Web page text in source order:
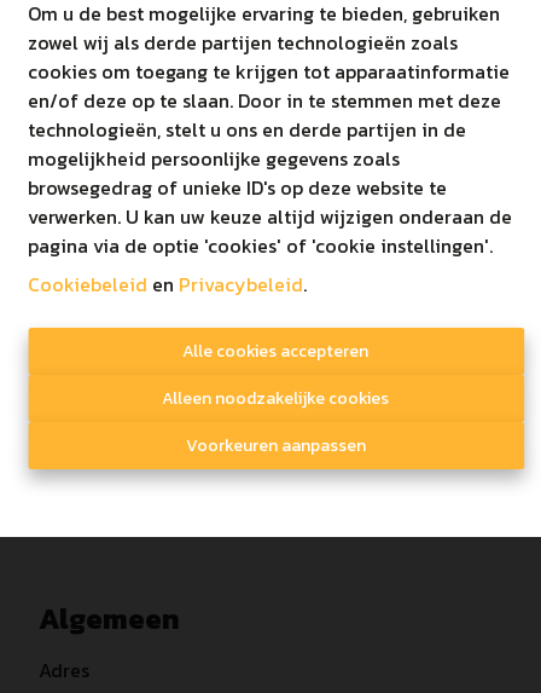
Om u de best mogelijke ervaring te bieden, gebruiken
zowel wij als derde partijen technologieën zoals
cookies om toegang te krijgen tot apparaatinformatie
en/of deze op te slaan. Door in te stemmen met deze
technologieën, stelt u ons en derde partijen in de
mogelijkheid persoonlijke gegevens zoals
browsegedrag of unieke ID's op deze website te
verwerken. U kan uw keuze altijd wijzigen onderaan de
pagina via de optie 'cookies' of 'cookie instellingen'.
Cookiebeleid en Privacybeleid.
Alle cookies accepteren
Alleen noodzakelijke cookies
Voorkeuren aanpassen
Energiezuinig (< E20)
Op 50 meter van het bos!!
De autostaanplaats en berging dienen bij aangekocht te
Betreft appartement 21 (Blok B) op het architectenplan. De
gebruikte foto's zijn louter bedoeld als impressie!
Algemeen
Adres